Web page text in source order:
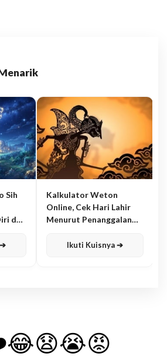
Sih
dan
Kalkulator Weton
Online, Cek Hari Lahir
Menurut Penanggalan
Ikuti Kuisnya ➔
😂😧😭😡